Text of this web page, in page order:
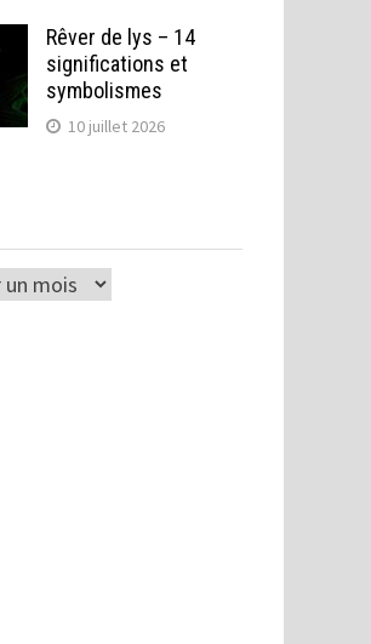
Rêver de lys – 14
significations et
symbolismes
10 juillet 2026